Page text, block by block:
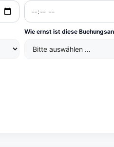
Wie ernst ist diese